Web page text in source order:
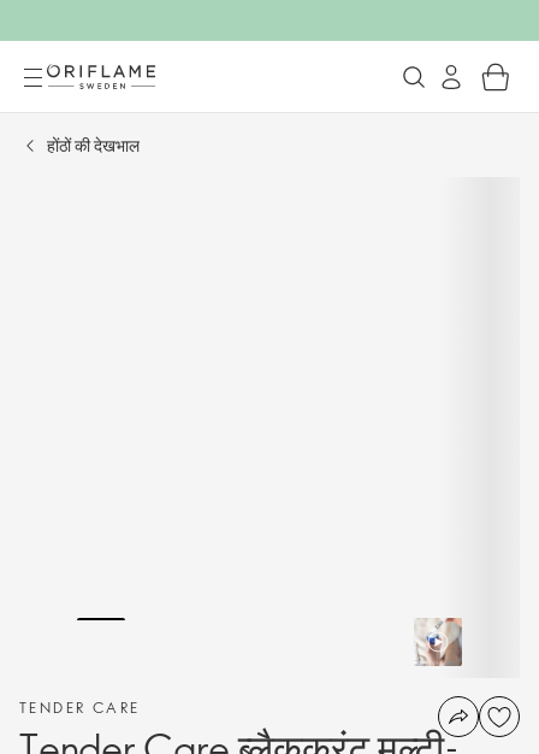
होंठों की देखभाल
TENDER CARE